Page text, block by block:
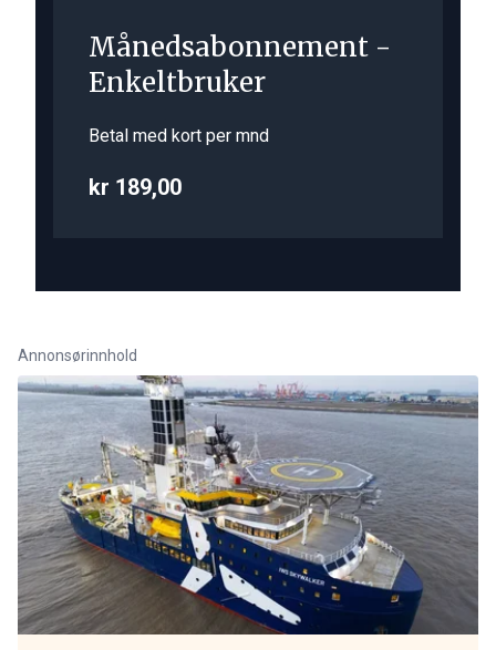
Månedsabonnement -
Enkeltbruker
Betal med kort per mnd
kr 189,00
Annonsørinnhold